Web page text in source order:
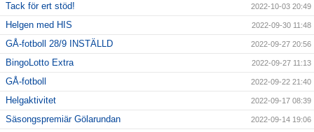
Tack för ert stöd! 2022-10-03 20:49
Helgen med HIS 2022-09-30 11:48
GÅ-fotboll 28/9 INSTÄLLD 2022-09-27 20:56
BingoLotto Extra 2022-09-27 11:13
GÅ-fotboll 2022-09-22 21:40
Helgaktivitet 2022-09-17 08:39
Säsongspremiär Gölarundan 2022-09-14 19:06